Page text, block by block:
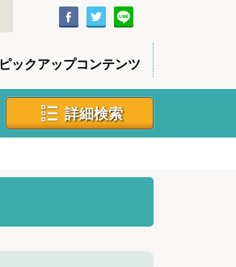
ピックアップコンテンツ
詳細検索